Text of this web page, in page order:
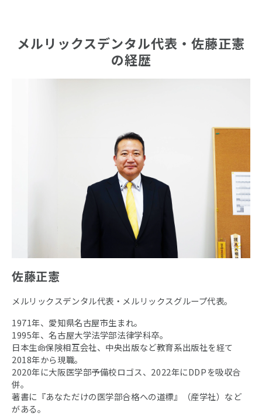
メルリックスデンタル代表・佐藤正憲
の経歴
佐藤正憲
メルリックスデンタル代表・メルリックスグループ代表。
1971年、愛知県名古屋市生まれ。
1995年、名古屋大学法学部法律学科卒。
日本生命保険相互会社、中央出版など教育系出版社を経て
2018年から現職。
2020年に大阪医学部予備校ロゴス、2022年にDDPを吸収合
併。
著書に『あなただけの医学部合格への道標』（産学社）など
がある。